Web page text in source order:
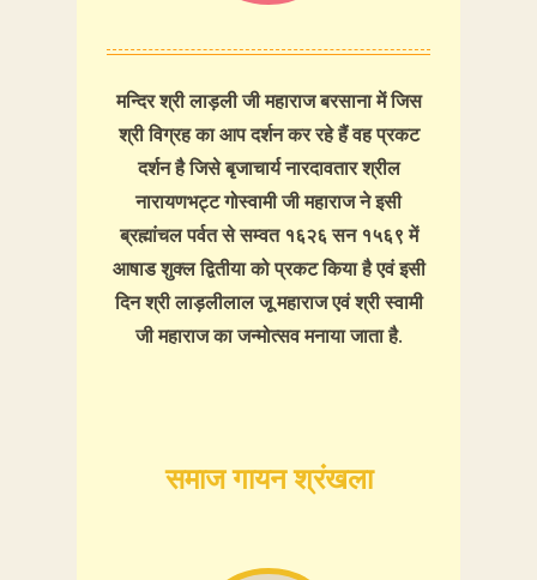
मन्दिर श्री लाड़ली जी महाराज बरसाना में जिस
श्री विग्रह का आप दर्शन कर रहे हैं वह प्रकट
दर्शन है जिसे बृजाचार्य नारदावतार श्रील
नारायणभट्ट गोस्वामी जी महाराज ने इसी
ब्रह्मांचल पर्वत से सम्वत १६२६ सन १५६९ में
आषाड शुक्ल द्वितीया को प्रकट किया है एवं इसी
दिन श्री लाड़लीलाल जू महाराज एवं श्री स्वामी
जी महाराज का जन्मोत्सव मनाया जाता है.
समाज गायन श्रंखला